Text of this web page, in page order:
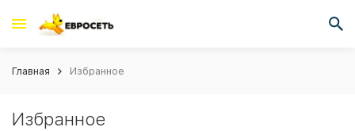
Главная Избранное
Избранное